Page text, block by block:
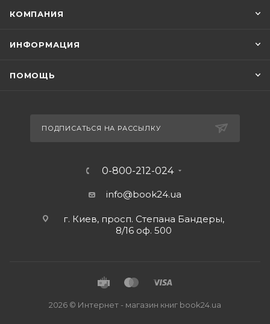
КОМПАНИЯ
ИНФОРМАЦИЯ
ПОМОЩЬ
ПОДПИСАТЬСЯ НА РАССЫЛКУ
0-800-212-024
info@book24.ua
г. Киев, просп. Степана Бандеры,
8/16 оф. 500
2026 © Интернет - магазин книг book24.ua